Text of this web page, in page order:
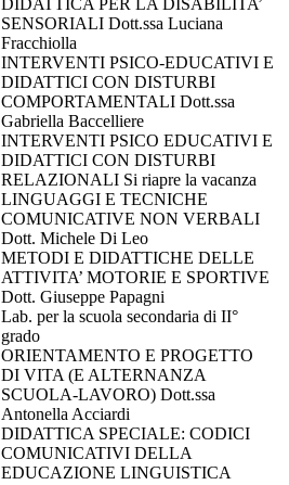
SENSORIALI Dott.ssa Luciana
Fracchiolla
INTERVENTI PSICO-EDUCATIVI E
DIDATTICI CON DISTURBI
COMPORTAMENTALI Dott.ssa
Gabriella Baccelliere
INTERVENTI PSICO EDUCATIVI E
DIDATTICI CON DISTURBI
RELAZIONALI Si riapre la vacanza
LINGUAGGI E TECNICHE
COMUNICATIVE NON VERBALI
Dott. Michele Di Leo
METODI E DIDATTICHE DELLE
ATTIVITA’ MOTORIE E SPORTIVE
Dott. Giuseppe Papagni
Lab. per la scuola secondaria di II°
grado
ORIENTAMENTO E PROGETTO
DI VITA (E ALTERNANZA
SCUOLA-LAVORO) Dott.ssa
Antonella Acciardi
DIDATTICA SPECIALE: CODICI
COMUNICATIVI DELLA
EDUCAZIONE LINGUISTICA